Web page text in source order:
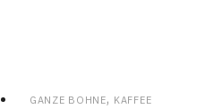
GANZE BOHNE, KAFFEE